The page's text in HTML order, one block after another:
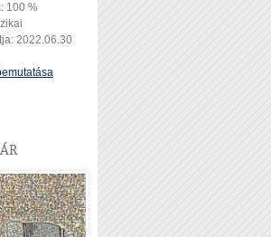
100 %
2022.06.30